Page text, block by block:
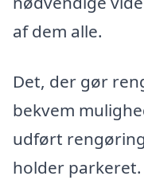
af dem alle.
Det, der gør
bekvem
udført
holder